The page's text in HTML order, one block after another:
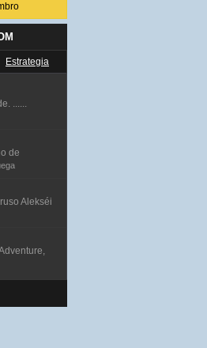
Estrategia
......
de
Alekséi